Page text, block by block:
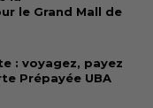
le Grand Mall de
: voyagez, payez
Prépayée UBA